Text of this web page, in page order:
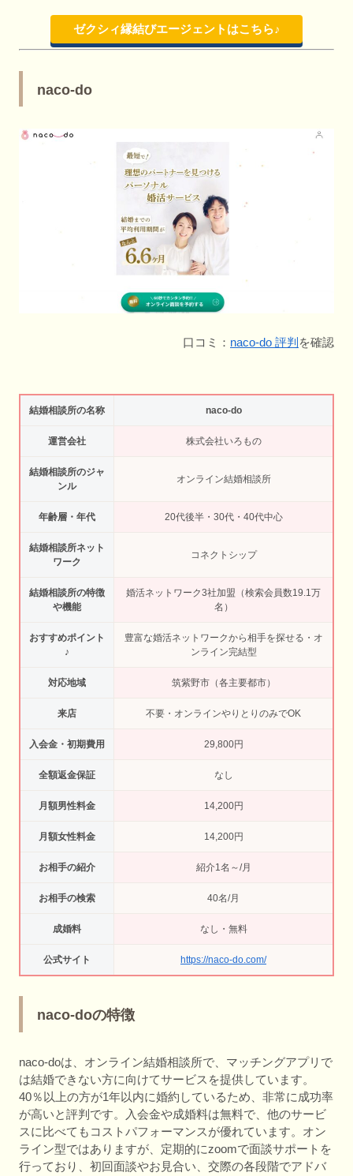
ゼクシィ縁結びエージェントはこちら♪
naco-do
口コミ： naco-do 評判 を確認
結婚相談所の名称 naco-do
運営会社 株式会社いろもの
結婚相談所のジャ
ンル
オンライン結婚相談所
年齢層・年代 20代後半・30代・40代中心
結婚相談所ネット
ワーク
コネクトシップ
結婚相談所の特徴
や機能
婚活ネットワーク3社加盟（検索会員数19.1万
名）
おすすめポイント
♪
豊富な婚活ネットワークから相手を探せる・オ
ンライン完結型
対応地域 筑紫野市（各主要都市）
来店 不要・オンラインやりとりのみでOK
入会金・初期費用 29,800円
全額返金保証 なし
月額男性料金 14,200円
月額女性料金 14,200円
お相手の紹介 紹介1名～/月
お相手の検索 40名/月
成婚料 なし・無料
公式サイト https://naco-do.com/
naco-doの特徴
naco-doは、オンライン結婚相談所で、マッチングアプリで
は結婚できない方に向けてサービスを提供しています。
40％以上の方が1年以内に婚約しているため、非常に成功率
が高いと評判です。入会金や成婚料は無料で、他のサービ
スに比べてもコストパフォーマンスが優れています。オン
ライン型ではありますが、定期的にzoomで面談サポートを
行っており、初回面談やお見合い、交際の各段階でアドバ